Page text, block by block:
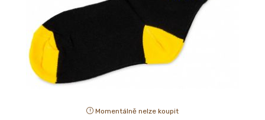
Momentálně nelze koupit